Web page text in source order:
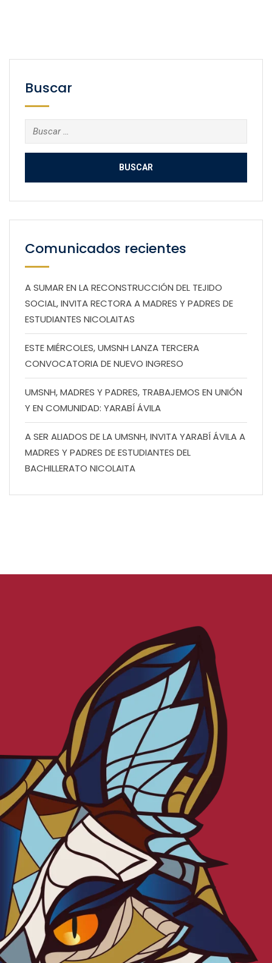
Buscar
Buscar:
Comunicados recientes
A SUMAR EN LA RECONSTRUCCIÓN DEL TEJIDO
SOCIAL, INVITA RECTORA A MADRES Y PADRES DE
ESTUDIANTES NICOLAITAS
ESTE MIÉRCOLES, UMSNH LANZA TERCERA
CONVOCATORIA DE NUEVO INGRESO
UMSNH, MADRES Y PADRES, TRABAJEMOS EN UNIÓN
Y EN COMUNIDAD: YARABÍ ÁVILA
A SER ALIADOS DE LA UMSNH, INVITA YARABÍ ÁVILA A
MADRES Y PADRES DE ESTUDIANTES DEL
BACHILLERATO NICOLAITA